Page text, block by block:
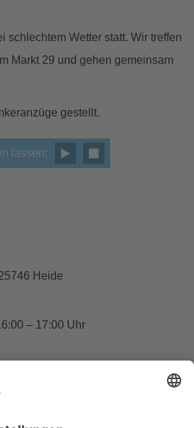
schlechtem Wetter statt. Wir treffen
Markt 29 und gehen gemeinsam
gestellt.
lassen:
Heide
– 17:00 Uhr